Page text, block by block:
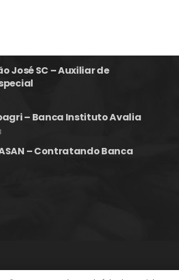
José SC – Auxiliar de
– Banca Instituto Avalia
– Contratando Banca